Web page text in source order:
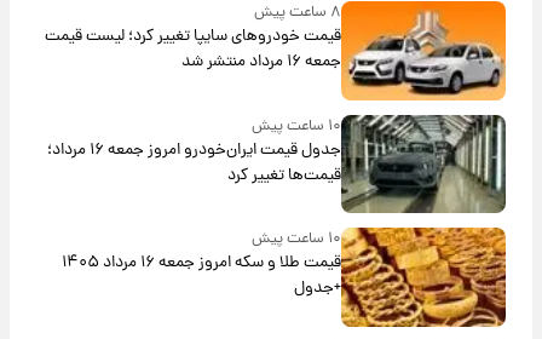
۸ ساعت پیش
قیمت خودروهای سایپا تغییر کرد؛ لیست قیمت
جمعه ۱۶ مرداد منتشر شد
۱۰ ساعت پیش
جدول قیمت ایران‌خودرو امروز جمعه ۱۶ مرداد؛
قیمت‌ها تغییر کرد
۱۰ ساعت پیش
قیمت طلا و سکه امروز جمعه ۱۶ مرداد ۱۴۰۵
+جدول